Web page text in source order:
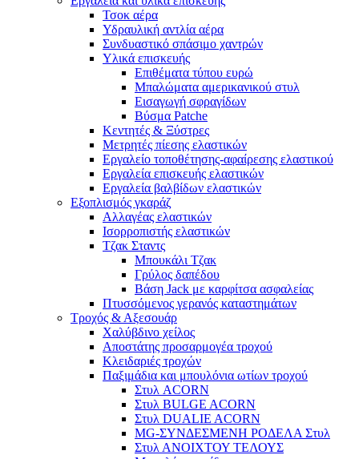
Τσοκ αέρα
Υδραυλική αντλία αέρα
Συνδυαστικό σπάσιμο χαντρών
Υλικά επισκευής
Επιθέματα τύπου ευρώ
Μπαλώματα αμερικανικού στυλ
Εισαγωγή σφραγίδων
Βύσμα Patche
Κεντητές & Ξύστρες
Μετρητές πίεσης ελαστικών
Εργαλείο τοποθέτησης-αφαίρεσης ελαστικού
Εργαλεία επισκευής ελαστικών
Εργαλεία βαλβίδων ελαστικών
Εξοπλισμός γκαράζ
Αλλαγέας ελαστικών
Ισορροπιστής ελαστικών
Τζακ Σταντς
Μπουκάλι Τζακ
Γρύλος δαπέδου
Βάση Jack με καρφίτσα ασφαλείας
Πτυσσόμενος γερανός καταστημάτων
Τροχός & Αξεσουάρ
Χαλύβδινο χείλος
Αποστάτης προσαρμογέα τροχού
Κλειδαριές τροχών
Παξιμάδια και μπουλόνια ωτίων τροχού
Στυλ ACORN
Στυλ BULGE ACORN
Στυλ DUALIE ACORN
MG-ΣΥΝΔΕΣΜΕΝΗ ΡΟΔΕΛΑ Στυλ
Στυλ ΑΝΟΙΧΤΟΥ ΤΕΛΟΥΣ